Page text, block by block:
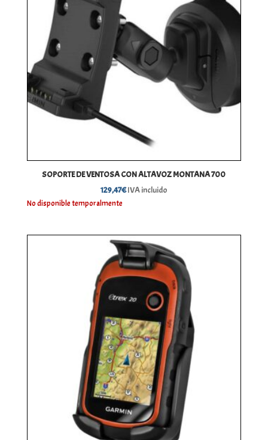
SOPORTE DE VENTOSA CON ALTAVOZ MONTANA 700
129,47€IVA incluido
No disponible temporalmente